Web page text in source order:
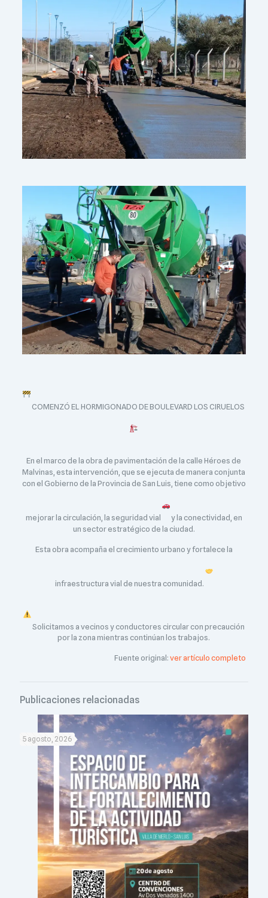
COMENZÓ EL HORMIGONADO DE BOULEVARD LOS CIRUELOS
En el marco de la obra de pavimentación de la calle Héroes de
Malvinas, esta intervención, que se ejecuta de manera conjunta
con el Gobierno de la Provincia de San Luis, tiene como objetivo
mejorar la circulación, la seguridad vial
y la conectividad, en
un sector estratégico de la ciudad.
Esta obra acompaña el crecimiento urbano y fortalece la
infraestructura vial de nuestra comunidad.
Solicitamos a vecinos y conductores circular con precaución
por la zona mientras continúan los trabajos.
Fuente original:ver artículo completo
Publicaciones relacionadas
5 agosto, 2026